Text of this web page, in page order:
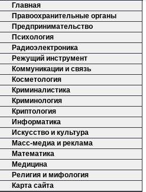
Главная
Правоохранительные органы
Предпринимательство
Психология
Радиоэлектроника
Режущий инструмент
Коммуникации и связь
Косметология
Криминалистика
Криминология
Криптология
Информатика
Искусство и культура
Масс-медиа и реклама
Математика
Медицина
Религия и мифология
Карта сайта